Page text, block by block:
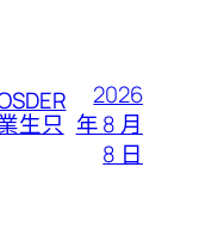
生只
2026
年 8 月
8 日